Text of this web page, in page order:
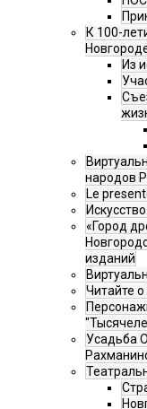
К 100-
Из
народов
Le
«Город
изданий
Читайте
Усадьба